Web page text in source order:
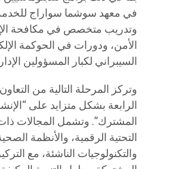
في معهد سوشما سواراج للخدمة
وتدريب متخصص في مكافحة
الأمن، ودورات في الحوكمة
السيبراني لكبار المسؤولين
وتركز المرحلة التالية من
الرابعة بشكل متزايد على
المشترك”. وتشمل المجالات ذات
التحتية الرقمية، والأنظمة
والتكنولوجيات الناشئة، مع